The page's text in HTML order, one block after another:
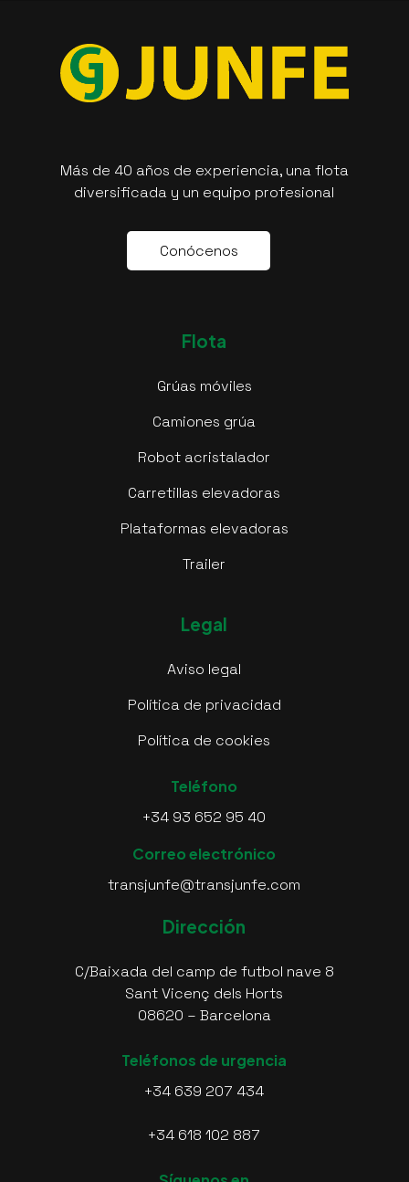
Más de 40 años de experiencia, una flota
diversificada y un equipo profesional
Conócenos
Flota
Grúas móviles
Camiones grúa
Robot acristalador
Carretillas elevadoras
Plataformas elevadoras
Trailer
Legal
Aviso legal
Política de privacidad
Política de cookies
Teléfono
+34 93 652 95 40
Correo electrónico
transjunfe@transjunfe.com
Dirección
C/Baixada del camp de futbol nave 8
Sant Vicenç dels Horts
08620 – Barcelona
Teléfonos de urgencia
+34 639 207 434
+34 618 102 887